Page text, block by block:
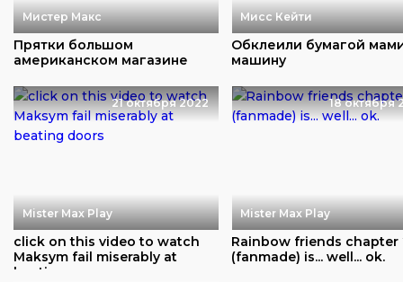
Мистер Макс
Прятки большом
американском магазине
Мисс Кейти
Обклеили бумагой
машину
21 октября 2022
Mister Max Play
click on this video to watch
Maksym fail miserably at
beatin...
18 октября
Mister Max Play
Rainbow friends chapter
(fanmade) is... well... ok.